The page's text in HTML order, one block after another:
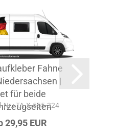
Fahne
|
für beide
TA-X-555-324
29,95 EUR